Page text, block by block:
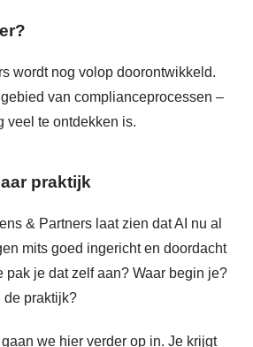
wordt nog volop doorontwikkeld.
van complianceprocessen –
veel te ontdekken is.
praktijk
& Partners laat zien dat AI nu al
mits goed ingericht en doordacht
pak je dat zelf aan? Waar begin je?
de praktijk?
we hier verder op in. Je krijgt